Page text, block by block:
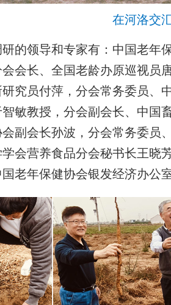
在河洛交
领导和专家有：中国老年
会长、全国老龄办原巡视员
究员付萍，分会常务委员、
敏教授，分会副会长、中国
副会长孙波，分会常务委员
会营养食品分会秘书长王晓
老年保健协会银发经济办公